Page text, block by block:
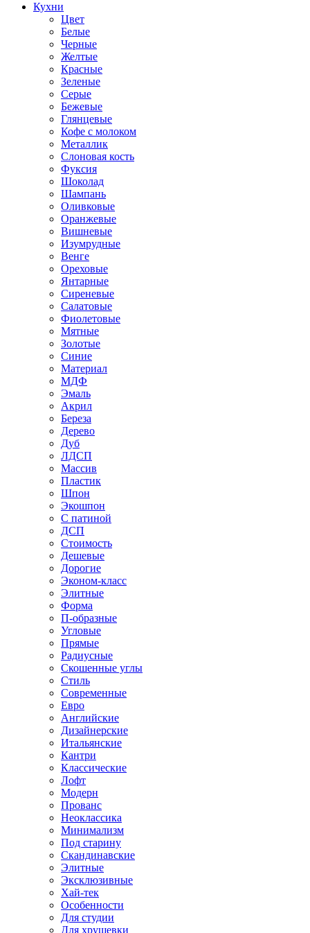
Кухни
Цвет
Белые
Черные
Желтые
Красные
Зеленые
Серые
Бежевые
Глянцевые
Кофе с молоком
Металлик
Слоновая кость
Фуксия
Шоколад
Шампань
Оливковые
Оранжевые
Вишневые
Изумрудные
Венге
Ореховые
Янтарные
Сиреневые
Салатовые
Фиолетовые
Мятные
Золотые
Синие
Материал
МДФ
Эмаль
Акрил
Береза
Дерево
Дуб
ЛДСП
Массив
Пластик
Шпон
Экошпон
С патиной
ДСП
Стоимость
Дешевые
Дорогие
Эконом-класс
Элитные
Форма
П-образные
Угловые
Прямые
Радиусные
Скошенные углы
Стиль
Современные
Евро
Английские
Дизайнерские
Итальянские
Кантри
Классические
Лофт
Модерн
Прованс
Неоклассика
Минимализм
Под старину
Скандинавские
Элитные
Эксклюзивные
Хай-тек
Особенности
Для студии
Для хрущевки